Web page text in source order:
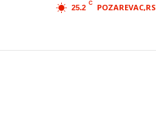
25.2
C POZAREVAC,RS